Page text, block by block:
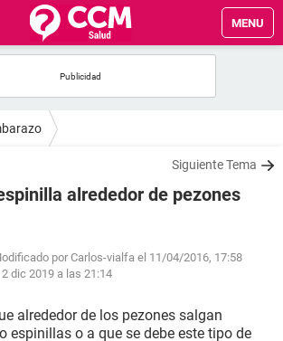
MENU
Siguiente Tema
alrededor de pezones
por Carlos-vialfa el 11/04/2016, 17:58
2 dic 2019 a las 21:14
alrededor de los pezones salgan
espinillas o a que se debe este tipo de